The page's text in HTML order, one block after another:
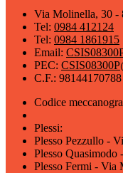
Via Molinella, 30 -
Tel: 0984 412124
Tel: 0984 1861915
Email:
PEC:
C.F.: 98144170788
Codice
Plessi:
Plesso Pezzullo -
Plesso Quasimodo
Plesso Fermi - Via